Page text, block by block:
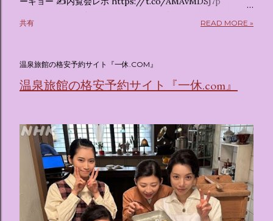
pic.twitter.com/sKx7uXeXHW — オリコンニュース
(@oricon) July 14, 2026 ホテルフローリア トーキョー
はなく、2026年7月15日から東京・新宿でスタートする サン
リオキャラクターズの体験型・没入型展示イベント の名称で
陸となります。 まるで本当にラグジュアリーホテルにチェッ
クインしてルームツアーを楽しむような、特別な空間が演出
されています。その魅力をいくつかのかたまりに分けてご紹
介します。 🔑 1. コンセプトは「サンリオキャラが考える夢
のホテル」 デジタルメディア技術で世界的に知られるクリエ
イティブプロダクション「d'strict」が手掛けており、五感を
刺激する美しいデジタルアートとストーリー性の高い全11の
共有 READ MORE »
温泉旅館の格安予約サイト『一休.COM』
温泉旅館の格安予約サイト『一休.com』